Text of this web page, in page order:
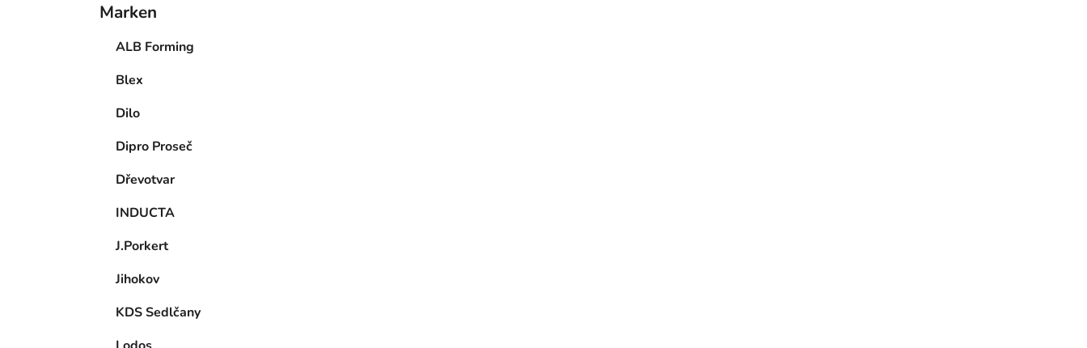
Marken
ALB Forming
Blex
Dilo
Dipro Proseč
Dřevotvar
INDUCTA
J.Porkert
Jihokov
KDS Sedlčany